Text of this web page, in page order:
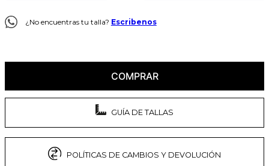
¿No encuentras tu talla? Escribenos
COMPRAR
GUÍA DE TALLAS
POLÍTICAS DE CAMBIOS Y DEVOLUCIÓN